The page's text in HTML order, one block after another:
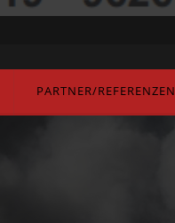
PARTNER/REFERENZEN